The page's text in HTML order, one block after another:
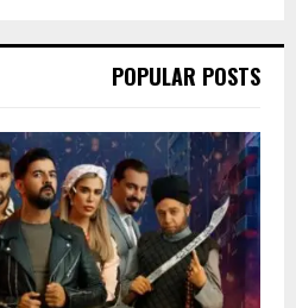
h
o
r
POPULAR POSTS